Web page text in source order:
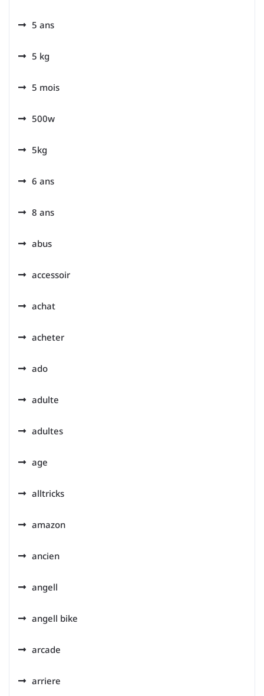
5 ans
5 kg
5 mois
500w
5kg
6 ans
8 ans
abus
accessoir
achat
acheter
ado
adulte
adultes
age
alltricks
amazon
ancien
angell
angell bike
arcade
arriere